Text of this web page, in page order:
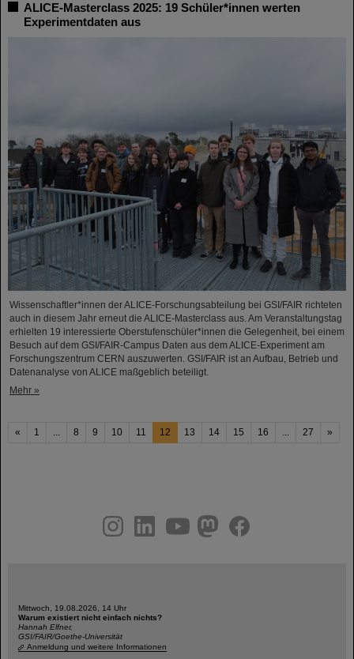
ALICE-Masterclass 2025: 19 Schüler*innen werten
Experimentdaten aus
Wissenschaftler*innen der ALICE-Forschungsabteilung bei GSI/FAIR richteten
auch in diesem Jahr erneut die ALICE-Masterclass aus. Am Veranstaltungstag
erhielten 19 interessierte Oberstufenschüler*innen die Gelegenheit, bei einem
Besuch auf dem GSI/FAIR-Campus Daten aus dem ALICE-Experiment am
Forschungszentrum CERN auszuwerten. GSI/FAIR ist an Aufbau, Betrieb und
Datenanalyse von ALICE maßgeblich beteiligt.
Mehr »
« 1 ... 8 9 10 11 12 13 14 15 16 ... 27 »
youtubehelmholtz.socialfacebook
Mittwoch, 19.08.2026, 14 Uhr
Warum existiert nicht einfach nichts?
Hannah Elfner,
GSI/FAIR/Goethe-Universität
Anmeldung und weitere Informationen